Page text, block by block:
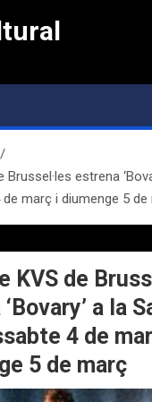
Brussel·les estrena
març i diumenge 5 de
KVS de
a la
4 de
5 de març